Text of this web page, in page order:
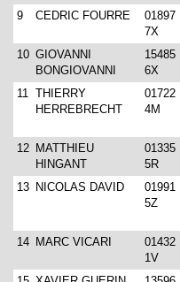
9 CEDRIC FOURRE
01897
7X
10 GIOVANNI
BONGIOVANNI
15485
6X
11
THIERRY
HERREBRECHT
01722
4M
12 MATTHIEU
HINGANT
01335
5R
13 NICOLAS DAVID
01991
5Z
14 MARC VICARI
01432
1V